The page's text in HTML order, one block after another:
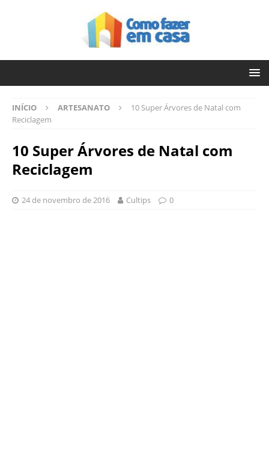
INÍCIO ARTESANATO
10 Super Árvores de Natal com
Reciclagem
10 Super Árvores de Natal com
Reciclagem
24 de novembro de 2016 Cultips 0